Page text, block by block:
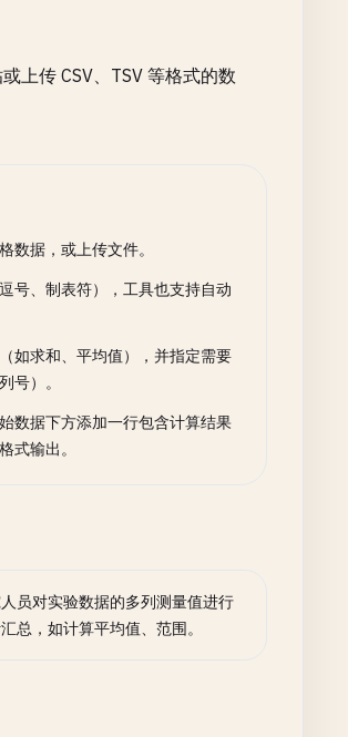
上传 CSV、TSV 等格式的数
数据，或上传文件。
号、制表符），工具也支持自动
如求和、平均值），并指定需要
号）。
数据下方添加一行包含计算结果
式输出。
员对实验数据的多列测量值进行
总，如计算平均值、范围。